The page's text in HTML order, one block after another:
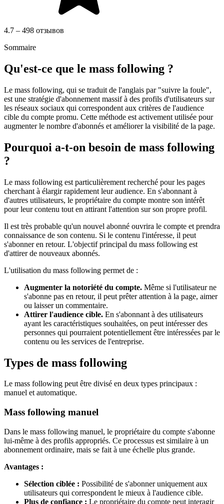
4.7 – 498 отзывов
Sommaire
Qu'est-ce que le mass following ?
Le mass following, qui se traduit de l'anglais par "suivre la foule",
est une stratégie d'abonnement massif à des profils d'utilisateurs sur
les réseaux sociaux qui correspondent aux critères de l'audience
cible du compte promu. Cette méthode est activement utilisée pour
augmenter le nombre d'abonnés et améliorer la visibilité de la page.
Pourquoi a-t-on besoin de mass following
?
Le mass following est particulièrement recherché pour les pages
cherchant à élargir rapidement leur audience. En s'abonnant à
d'autres utilisateurs, le propriétaire du compte montre son intérêt
pour leur contenu tout en attirant l'attention sur son propre profil.
Il est très probable qu'un nouvel abonné ouvrira le compte et prendra
connaissance de son contenu. Si le contenu l'intéresse, il peut
s'abonner en retour. L'objectif principal du mass following est
d'attirer de nouveaux abonnés.
L'utilisation du mass following permet de :
Augmenter la notoriété du compte. Même si l'utilisateur ne
s'abonne pas en retour, il peut prêter attention à la page, aimer
ou laisser un commentaire.
Attirer l'audience cible. En s'abonnant à des utilisateurs
ayant les caractéristiques souhaitées, on peut intéresser des
personnes qui pourraient potentiellement être intéressées par le
contenu ou les services de l'entreprise.
Types de mass following
Le mass following peut être divisé en deux types principaux :
manuel et automatique.
Mass following manuel
Dans le mass following manuel, le propriétaire du compte s'abonne
lui-même à des profils appropriés. Ce processus est similaire à un
abonnement ordinaire, mais se fait à une échelle plus grande.
Avantages :
Sélection ciblée : Possibilité de s'abonner uniquement aux
utilisateurs qui correspondent le mieux à l'audience cible.
Plus de confiance : Le propriétaire du compte peut interagir